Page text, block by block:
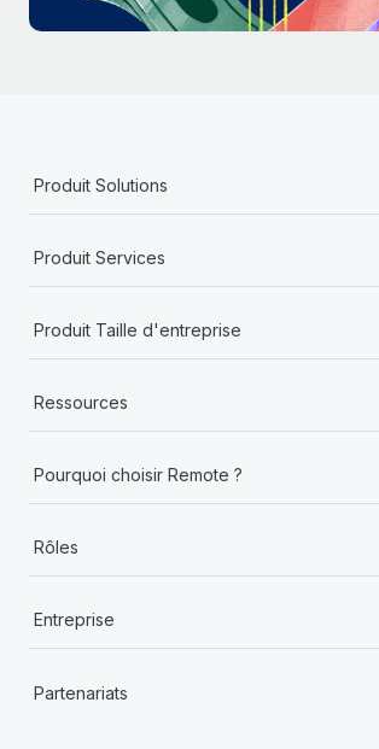
Produit Solutions
Produit Services
Produit Taille d'entreprise
Ressources
Pourquoi choisir Remote ?
Rôles
Entreprise
Partenariats